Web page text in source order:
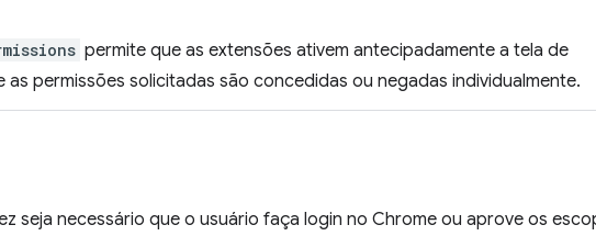
permite que as extensões ativem antecipadamente a tela de
as permissões solicitadas são concedidas ou negadas individualmente.
seja necessário que o usuário faça login no Chrome ou aprove os